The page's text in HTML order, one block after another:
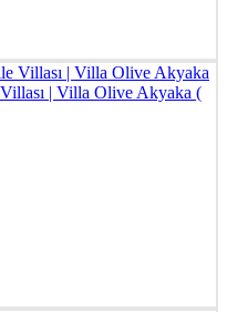
| Villa Olive Akyaka (